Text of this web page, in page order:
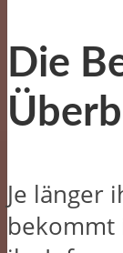
Die
Je länger
bekommt